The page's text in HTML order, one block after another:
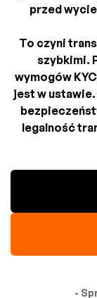
przed
To czyni
szybkimi.
wymogów
jest w
legalność
-